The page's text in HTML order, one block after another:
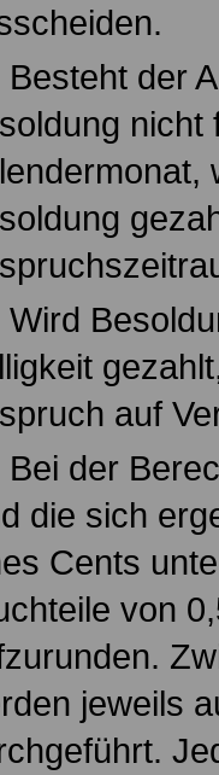
Besteht der
nicht
Wird
auf
Bei der
die sich
Cents
von
jeweils